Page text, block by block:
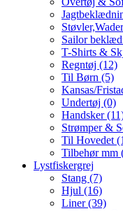
Sailor
T-Shirts &
Regntøj (12)
Til Børn (5)
Kansas/
Undertøj (0)
Handsker
Strømper &
Til Hovedet
Tilbehør mm
Lystfiskergrej
Stang (7)
Hjul (16)
Liner (39)